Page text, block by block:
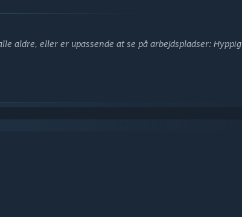
aldre, eller er upassende at se på arbejdspladser: Hyppig